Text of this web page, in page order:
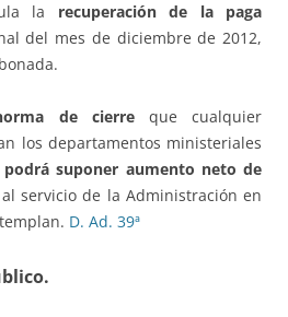
la recuperación de la paga
del mes de diciembre de 2012,
de cierreque cualquier
los departamentos ministeriales
podrá suponer aumento neto de
servicio de la Administración en
D. Ad. 39ª